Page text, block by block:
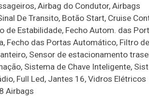
Airbag do Condutor, Airbags
De Transito, Botão Start, Cruise
de Estabilidade, Fecho Autom. das
Fecho das Portas Automático, Filtro de
Sensor de estacionamento
Sistema de Chave Inteligente,
Full Led, Jantes 16, Vidros Elétricos
Airbags